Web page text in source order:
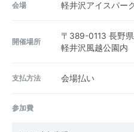
会場 軽井沢アイスパー
開催場所
〒389-0113 長野
軽井沢風越公園内
支払方法 会場払い
参加費